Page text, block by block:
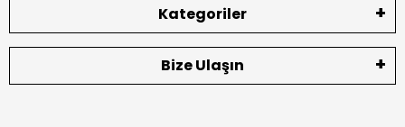
Kategoriler
Bize Ulaşın